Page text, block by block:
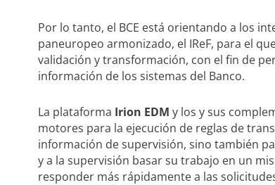
Por lo tanto, el BCE está orientando a los
paneuropeo armonizado, el IReF, para el
validación y transformación, con el fin de
información de los sistemas del Banco.
La plataforma Irion EDM y los y sus
motores para la ejecución de reglas de
información de supervisión, sino también
y a la supervisión basar su trabajo en un
responder más rápidamente a las